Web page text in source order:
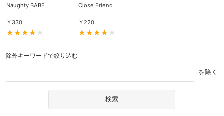
Naughty BABE
￥ 330
Close Friend
￥ 220
除外キーワードで絞り込む
を除く